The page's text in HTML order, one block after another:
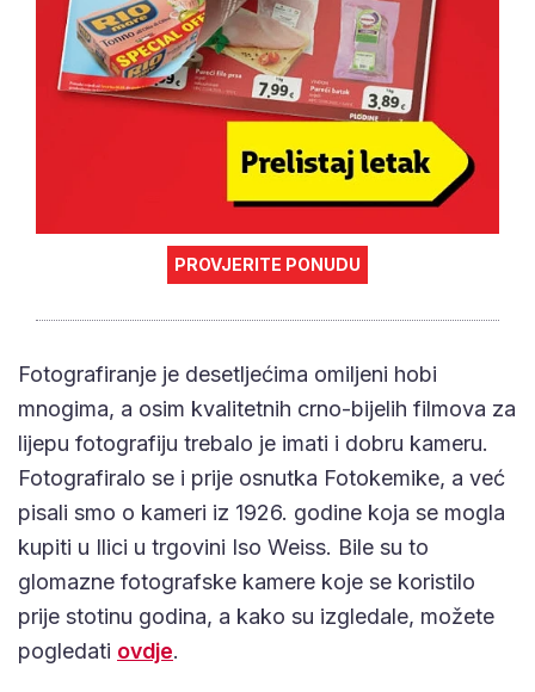
PROVJERITE PONUDU
Fotografiranje je desetljećima omiljeni hobi
mnogima, a osim kvalitetnih crno-bijelih filmova za
lijepu fotografiju trebalo je imati i dobru kameru.
Fotografiralo se i prije osnutka Fotokemike, a već
pisali smo o kameri iz 1926. godine koja se mogla
kupiti u Ilici u trgovini Iso Weiss. Bile su to
glomazne fotografske kamere koje se koristilo
prije stotinu godina, a kako su izgledale, možete
pogledati ovdje.